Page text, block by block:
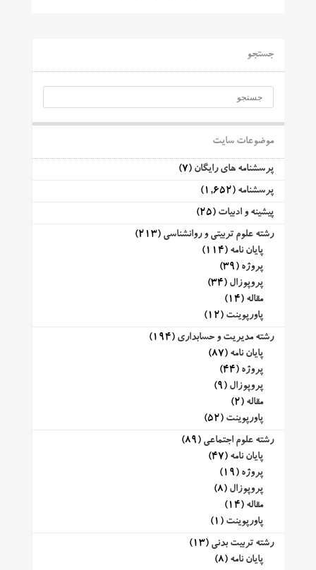
جستجو
موضوعات سایت
پرسشنامه های رایگان (7)
پرسشنامه (1,652)
پیشینه و ادبیات (25)
رشته علوم تربیتی و روانشناسی (213)
پایان نامه (114)
پروژه (39)
پروپوزال (34)
مقاله (14)
پاورپوینت (12)
رشته مدیریت و حسابداری (194)
پایان نامه (87)
پروژه (44)
پروپوزال (9)
مقاله (2)
پاورپوینت (52)
رشته علوم اجتماعی (89)
پایان نامه (47)
پروژه (19)
پروپوزال (8)
مقاله (14)
پاورپوینت (1)
رشته تربیت بدنی (13)
پایان نامه (8)